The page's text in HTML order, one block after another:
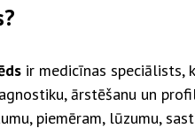
ir medicīnas speciālists,
ārstēšanu un
piemēram, lūzumu,